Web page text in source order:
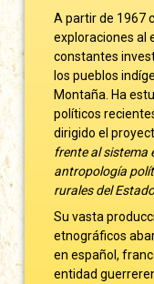
A partir de 1967
exploraciones al
constantes
los pueblos
Montaña. Ha
políticos
dirigido el
frente al sistema
antropología
rurales del
Su vasta
etnográficos
en español,
entidad